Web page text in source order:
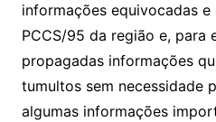
informações equivocadas
PCCS/95 da região e, para
propagadas informações
tumultos sem necessidade
algumas informações